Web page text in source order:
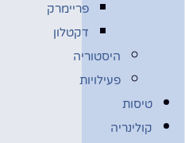
פריימרק
דקטלון
היסטוריה
פעילויות
טיסות
קולינריה